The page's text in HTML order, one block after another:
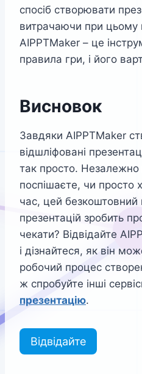
спосіб створювати
витрачаючи при цьому
AIPPTMaker – це
правила гри, і його
Висновок
Завдяки AIPPTMaker
відшліфовані
так просто. Незалежно
поспішаєте, чи просто
час, цей безкоштовний
презентацій зробить
чекати? Відвідайте
і дізнайтеся, як він
робочий процес
ж спробуйте інші
презентацію.
Відвідайте